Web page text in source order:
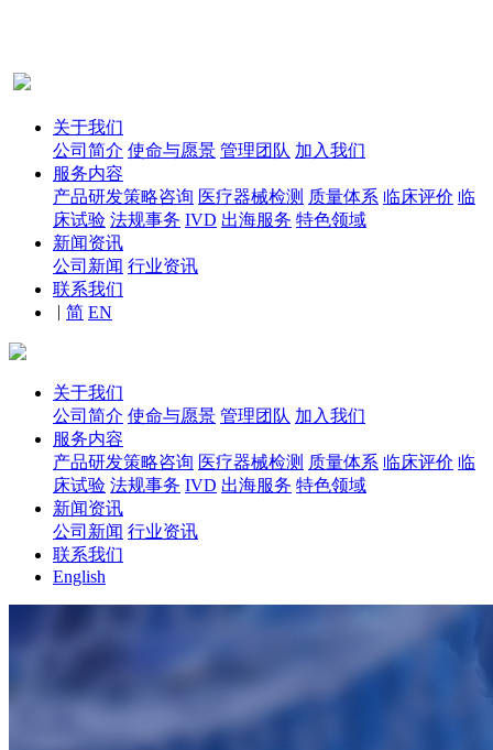
关于我们
公司简介 使命与愿景 管理团队 加入我们
服务内容
产品研发策略咨询 医疗器械检测 质量体系 临床评价 临
床试验 法规事务 IVD 出海服务 特色领域
新闻资讯
公司新闻 行业资讯
联系我们
简
| EN
关于我们
公司简介 使命与愿景 管理团队 加入我们
服务内容
产品研发策略咨询 医疗器械检测 质量体系 临床评价 临
床试验 法规事务 IVD 出海服务 特色领域
新闻资讯
公司新闻 行业资讯
联系我们
English